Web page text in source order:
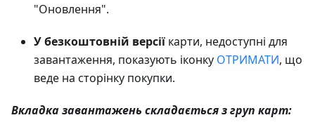
"Оновлення".
У безкоштовній версії карти, недоступні для
завантаження, показують іконку ОТРИМАТИ, що
веде на сторінку покупки.
Вкладка завантажень складається з груп карт: